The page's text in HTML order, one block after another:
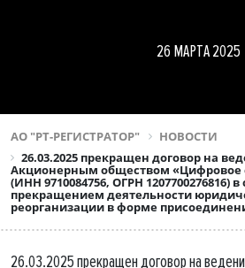
26 МАРТА 2025
АО "РТ-РЕГИСТРАТОР"
НОВОСТИ
26.03.2025 прекращен договор на
Акционерным обществом «Цифровое
(ИНН 9710084756, ОГРН 1207700276816) в
прекращением деятельности
реорганизации в форме
26.03.2025 прекращен договор на